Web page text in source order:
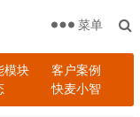
模块
客户案例
快麦小智
菜单